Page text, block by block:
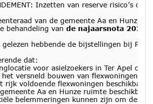
Inzetten van reserve risico’s
van de gemeente Aa en Hunze,
behandeling van de najaarsnota 2023
gelezen hebbende de bijstellingen bij
dat:
voor asielzoekers in Ter Apel
het versneld bouwen van flexwoningen
rijk voldoende flexwoningen beschikbaar
Aa en Hunze ruimte
belemmeringen kunnen zijn om deze